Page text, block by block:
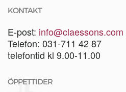
KONTAKT
E-post: info@claessons.com
Telefon: 031-711 42 87
telefontid kl 9.00-11.00
ÖPPETTIDER